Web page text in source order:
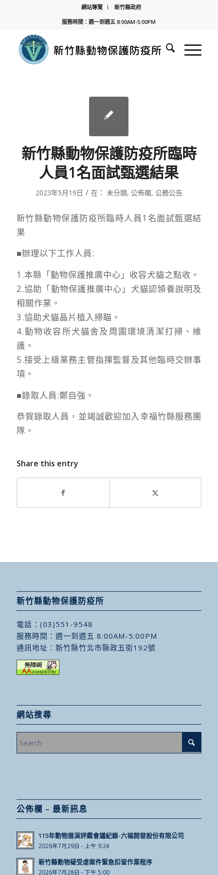
網站導覽
新竹縣政府
服務時間：週一到週五 8:00AM-5:00PM
新竹縣動物保護防疫所臨時
人員1名面試甄選結果
2023年5月19日 / 在： 未分類, 公佈欄, 公務公告
新竹縣動物保護防疫所臨時人員1名面試甄選結
果
■辦理以下工作人員:
1.本縣「動物保護推廣中心」收容犬貓之點收。
2.協助「動物保護推廣中心」犬貓認領養說明及
相關作業。
3.協助犬貓晶片植入掃瞄。
4.動物收容所犬貓舍及周圍環境清潔打掃、維
護。
5.接受上級業務主管指揮監督及其他臨時交辦事
項。
■錄取人員:鄭自強。
恭賀錄取人員，並竭誠歡迎加入幸福竹縣服務團
隊。
Share this entry
新竹縣動物保護防疫所
電話： (03)551-9548
服務時間：週一到週五 8:00AM-5:00PM
通訊地址： 新竹縣竹北市縣政五街192號
網站搜尋
公佈欄 – 最新訊息
115年動物展演評鑑會議紀錄-六福開發股份有限公司
2026年7月29日 - 上午 9:24
新竹縣動物疑受虐案件緊急扣留作業程序
2026年7月28日 - 下午 5:00